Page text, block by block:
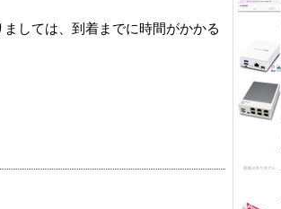
しては、到着までに時間がかかる